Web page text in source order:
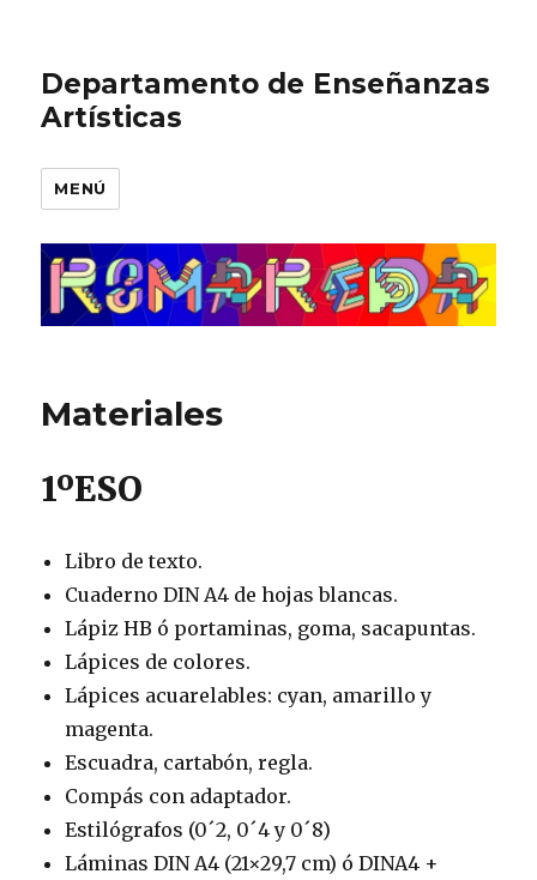
Departamento de Enseñanzas
Artísticas
MENÚ
Materiales
1ºESO
Libro de texto.
Cuaderno DIN A4 de hojas blancas.
Lápiz HB ó portaminas, goma, sacapuntas.
Lápices de colores.
Lápices acuarelables: cyan, amarillo y
magenta.
Escuadra, cartabón, regla.
Compás con adaptador.
Estilógrafos (0´2, 0´4 y 0´8)
Láminas DIN A4 (21×29,7 cm) ó DINA4 +